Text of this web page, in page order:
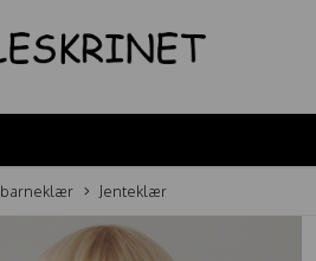
barneklær Jenteklær